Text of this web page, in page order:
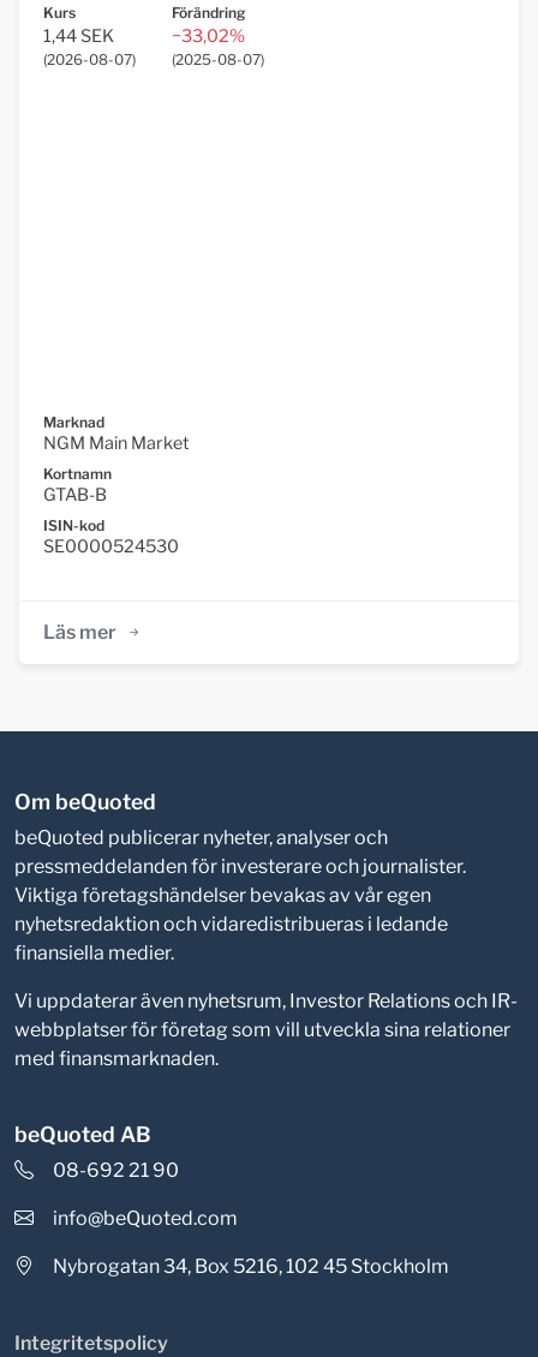
Kurs
1,44 SEK
(2026-08-07)
Förändring
−33,02%
(2025-08-07)
Marknad
NGM Main Market
Kortnamn
GTAB-B
ISIN-kod
SE0000524530
Läs mer
Om beQuoted
beQuoted publicerar nyheter, analyser och
pressmeddelanden för investerare och journalister.
Viktiga företagshändelser bevakas av vår egen
nyhetsredaktion och vidaredistribueras i ledande
finansiella medier.
Vi uppdaterar även nyhetsrum, Investor Relations och IR-
webbplatser för företag som vill utveckla sina relationer
med finansmarknaden.
beQuoted AB
08-692 21 90
info@beQuoted.com
Nybrogatan 34, Box 5216, 102 45 Stockholm
Integritetspolicy